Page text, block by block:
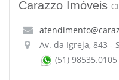
Carazzo Imóveis
Av. da Igreja, 843 -
(51) 98535.0105